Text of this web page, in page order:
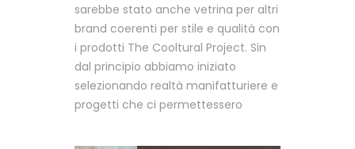
sarebbe stato anche vetrina per altri
brand coerenti per stile e qualità con
i prodotti The Cooltural Project. Sin
dal principio abbiamo iniziato
selezionando realtà manifatturiere e
progetti che ci permettessero